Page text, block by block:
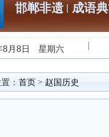
邯郸非遗 成语
8月8日 星期六
： 首页 > 赵国历史